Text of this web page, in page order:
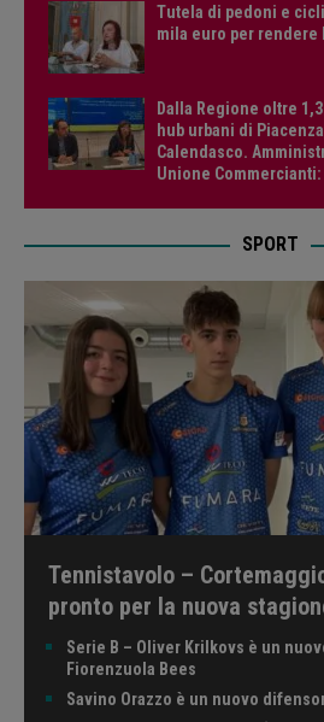
Tutela di pedoni e
mila euro per rendere
Dalla Regione oltre
hub urbani di
Calendasco.
Unione
SPORT
Tennistavolo –
pronto per la nuova
Serie B – Oliver Krilkovs è un
Fiorenzuola Bees
Savino Orazzo è un nuovo